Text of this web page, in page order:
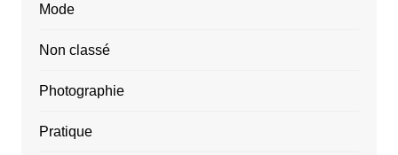
Mode
Non classé
Photographie
Pratique